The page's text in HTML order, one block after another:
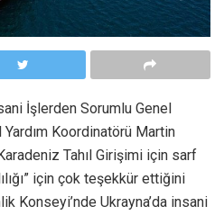
İşlerden Sorumlu Genel
Yardım Koordinatörü Martin
Tahıl Girişimi için sarf
için çok teşekkür ettiğini
Konseyi’nde Ukrayna’da insani